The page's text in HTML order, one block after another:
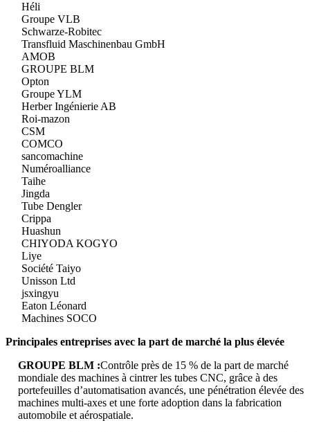
Héli
Groupe VLB
Schwarze-Robitec
Transfluid Maschinenbau GmbH
AMOB
GROUPE BLM
Opton
Groupe YLM
Herber Ingénierie AB
Roi-mazon
CSM
COMCO
sancomachine
Numéroalliance
Taihe
Jingda
Tube Dengler
Crippa
Huashun
CHIYODA KOGYO
Liye
Société Taiyo
Unisson Ltd
jsxingyu
Eaton Léonard
Machines SOCO
Principales entreprises avec la part de marché la plus élevée
GROUPE BLM :Contrôle près de 15 % de la part de marché
mondiale des machines à cintrer les tubes CNC, grâce à des
portefeuilles d’automatisation avancés, une pénétration élevée des
machines multi-axes et une forte adoption dans la fabrication
automobile et aérospatiale.